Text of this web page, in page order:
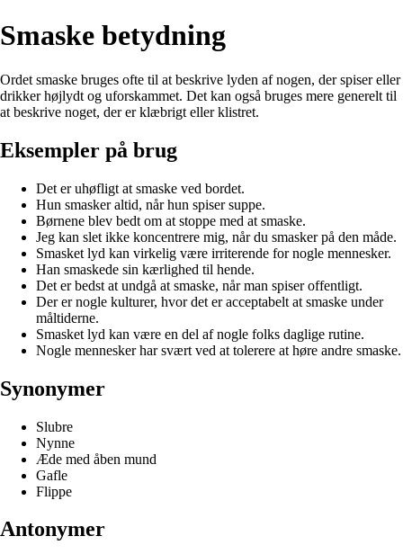
Smaske betydning
Ordet smaske bruges ofte til at beskrive lyden af nogen, der spiser eller
drikker højlydt og uforskammet. Det kan også bruges mere generelt til
at beskrive noget, der er klæbrigt eller klistret.
Eksempler på brug
Det er uhøfligt at smaske ved bordet.
Hun smasker altid, når hun spiser suppe.
Børnene blev bedt om at stoppe med at smaske.
Jeg kan slet ikke koncentrere mig, når du smasker på den måde.
Smasket lyd kan virkelig være irriterende for nogle mennesker.
Han smaskede sin kærlighed til hende.
Det er bedst at undgå at smaske, når man spiser offentligt.
Der er nogle kulturer, hvor det er acceptabelt at smaske under
måltiderne.
Smasket lyd kan være en del af nogle folks daglige rutine.
Nogle mennesker har svært ved at tolerere at høre andre smaske.
Synonymer
Slubre
Nynne
Æde med åben mund
Gafle
Flippe
Antonymer